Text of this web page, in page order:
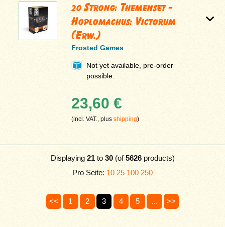
20 Strong: Themenset -
Hoplomachus: Victorum
(Erw.)
Frosted Games
Not yet available, pre-order
possible.
23,60 €
(incl. VAT., plusshipping)
Displaying 21to 30(of5626products)
Pro Seite: 10 25 100 250
<< 1 2 3 4 5 ... >>